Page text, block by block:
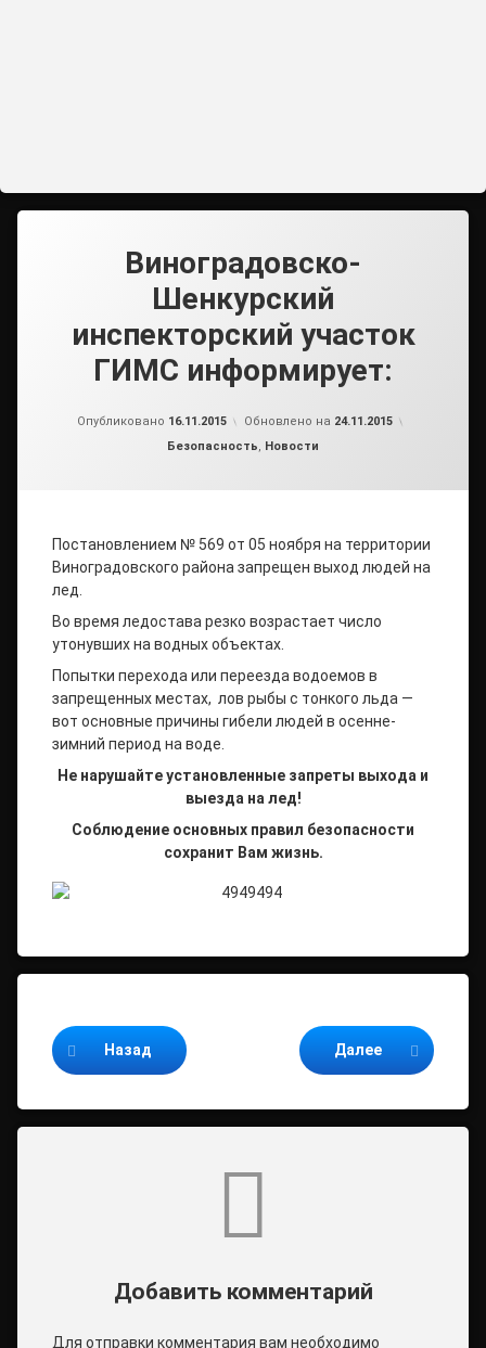
Виноградовско-
Шенкурский
инспекторский участок
ГИМС информирует:
Опубликовано 16.11.2015 Обновлено на 24.11.2015
Рубрики:
Безопасность, Новости
Постановлением № 569 от 05 ноября на территории
Виноградовского района запрещен выход людей на
лед.
Во время ледостава резко возрастает число
утонувших на водных объектах.
Попытки перехода или переезда водоемов в
запрещенных местах, лов рыбы с тонкого льда —
вот основные причины гибели людей в осенне-
зимний период на воде.
Не нарушайте установленные запреты выхода и
выезда на лед!
Соблюдение основных правил безопасности
сохранит Вам жизнь.
Назад Далее
Добавить комментарий
Для отправки комментария вам необходимо